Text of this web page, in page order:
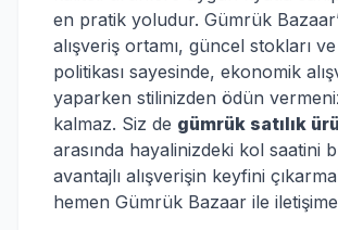
en pratik yoludur. Gümrük
alışveriş ortamı, güncel stokları
politikası sayesinde, ekonomik
yaparken stilinizden ödün
kalmaz. Siz de gümrük satılık
arasında hayalinizdeki kol saatini
avantajlı alışverişin keyfini
hemen Gümrük Bazaar ile